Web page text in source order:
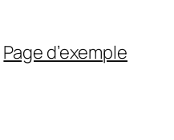
Page d’exemple